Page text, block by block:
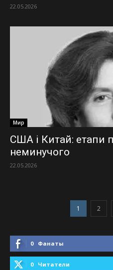
22.05.2026
Мир
США і Китай: етапи
неминучого
22.05.2026
1 2
0 Фанаты
0 Читатели